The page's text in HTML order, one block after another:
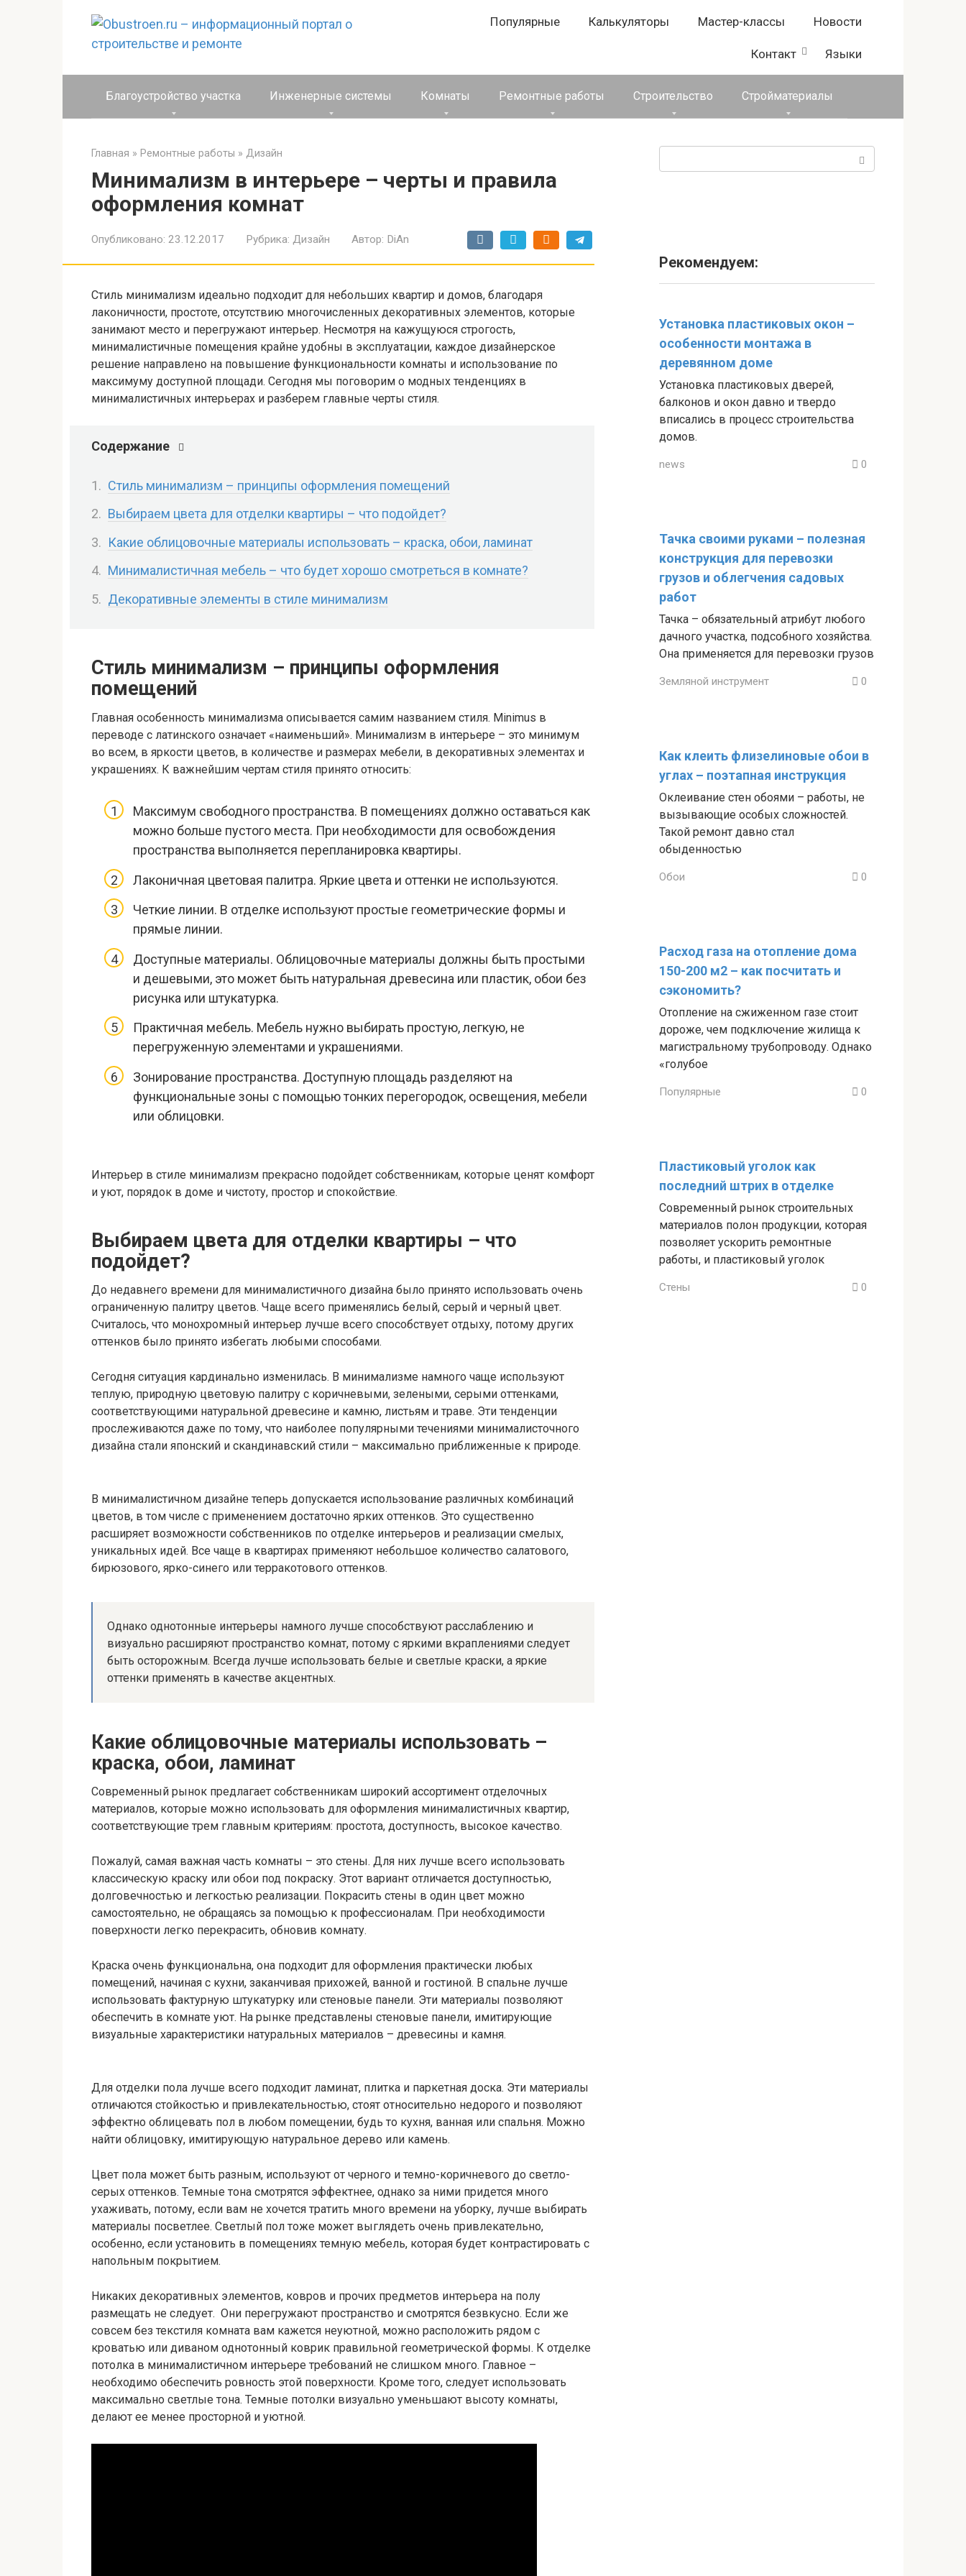
Популярные Калькуляторы Мастер-классы Новости
Контакт Языки
Благоустройство участка Инженерные системы Комнаты Ремонтные работы Строительство Стройматериалы
Главная » Ремонтные работы » Дизайн
Минимализм в интерьере – черты и правила
оформления комнат
Опубликовано: 23.12.2017 Рубрика: Дизайн Автор: DiAn
Стиль минимализм идеально подходит для небольших квартир и домов, благодаря
лаконичности, простоте, отсутствию многочисленных декоративных элементов, которые
занимают место и перегружают интерьер. Несмотря на кажущуюся строгость,
минималистичные помещения крайне удобны в эксплуатации, каждое дизайнерское
решение направлено на повышение функциональности комнаты и использование по
максимуму доступной площади. Сегодня мы поговорим о модных тенденциях в
минималистичных интерьерах и разберем главные черты стиля.
Содержание
Стиль минимализм – принципы оформления помещений
Выбираем цвета для отделки квартиры – что подойдет?
Какие облицовочные материалы использовать – краска, обои, ламинат
Минималистичная мебель – что будет хорошо смотреться в комнате?
Декоративные элементы в стиле минимализм
Стиль минимализм – принципы оформления
помещений
Главная особенность минимализма описывается самим названием стиля. Minimus в
переводе с латинского означает «наименьший». Минимализм в интерьере – это минимум
во всем, в яркости цветов, в количестве и размерах мебели, в декоративных элементах и
украшениях. К важнейшим чертам стиля принято относить:
Максимум свободного пространства. В помещениях должно оставаться как
можно больше пустого места. При необходимости для освобождения
пространства выполняется перепланировка квартиры.
Лаконичная цветовая палитра. Яркие цвета и оттенки не используются.
Четкие линии. В отделке используют простые геометрические формы и
прямые линии.
Доступные материалы. Облицовочные материалы должны быть простыми
и дешевыми, это может быть натуральная древесина или пластик, обои без
рисунка или штукатурка.
Практичная мебель. Мебель нужно выбирать простую, легкую, не
перегруженную элементами и украшениями.
Зонирование пространства. Доступную площадь разделяют на
функциональные зоны с помощью тонких перегородок, освещения, мебели
или облицовки.
Интерьер в стиле минимализм прекрасно подойдет собственникам, которые ценят комфорт
и уют, порядок в доме и чистоту, простор и спокойствие.
Выбираем цвета для отделки квартиры – что
подойдет?
До недавнего времени для минималистичного дизайна было принято использовать очень
ограниченную палитру цветов. Чаще всего применялись белый, серый и черный цвет.
Считалось, что монохромный интерьер лучше всего способствует отдыху, потому других
оттенков было принято избегать любыми способами.
Сегодня ситуация кардинально изменилась. В минимализме намного чаще используют
теплую, природную цветовую палитру с коричневыми, зелеными, серыми оттенками,
соответствующими натуральной древесине и камню, листьям и траве. Эти тенденции
прослеживаются даже по тому, что наиболее популярными течениями минималисточного
дизайна стали японский и скандинавский стили – максимально приближенные к природе.
В минималистичном дизайне теперь допускается использование различных комбинаций
цветов, в том числе с применением достаточно ярких оттенков. Это существенно
расширяет возможности собственников по отделке интерьеров и реализации смелых,
уникальных идей. Все чаще в квартирах применяют небольшое количество салатового,
бирюзового, ярко-синего или терракотового оттенков.
Однако однотонные интерьеры намного лучше способствуют расслаблению и
визуально расширяют пространство комнат, потому с яркими вкраплениями следует
быть осторожным. Всегда лучше использовать белые и светлые краски, а яркие
оттенки применять в качестве акцентных.
Какие облицовочные материалы использовать –
краска, обои, ламинат
Современный рынок предлагает собственникам широкий ассортимент отделочных
материалов, которые можно использовать для оформления минималистичных квартир,
соответствующие трем главным критериям: простота, доступность, высокое качество.
Пожалуй, самая важная часть комнаты – это стены. Для них лучше всего использовать
классическую краску или обои под покраску. Этот вариант отличается доступностью,
долговечностью и легкостью реализации. Покрасить стены в один цвет можно
самостоятельно, не обращаясь за помощью к профессионалам. При необходимости
поверхности легко перекрасить, обновив комнату.
Краска очень функциональна, она подходит для оформления практически любых
помещений, начиная с кухни, заканчивая прихожей, ванной и гостиной. В спальне лучше
использовать фактурную штукатурку или стеновые панели. Эти материалы позволяют
обеспечить в комнате уют. На рынке представлены стеновые панели, имитирующие
визуальные характеристики натуральных материалов – древесины и камня.
Для отделки пола лучше всего подходит ламинат, плитка и паркетная доска. Эти материалы
отличаются стойкостью и привлекательностью, стоят относительно недорого и позволяют
эффектно облицевать пол в любом помещении, будь то кухня, ванная или спальня. Можно
найти облицовку, имитирующую натуральное дерево или камень.
Цвет пола может быть разным, используют от черного и темно-коричневого до светло-
серых оттенков. Темные тона смотрятся эффектнее, однако за ними придется много
ухаживать, потому, если вам не хочется тратить много времени на уборку, лучше выбирать
материалы посветлее. Светлый пол тоже может выглядеть очень привлекательно,
особенно, если установить в помещениях темную мебель, которая будет контрастировать с
напольным покрытием.
Никаких декоративных элементов, ковров и прочих предметов интерьера на полу
размещать не следует. Они перегружают пространство и смотрятся безвкусно. Если же
совсем без текстиля комната вам кажется неуютной, можно расположить рядом с
кроватью или диваном однотонный коврик правильной геометрической формы. К отделке
потолка в минималистичном интерьере требований не слишком много. Главное –
необходимо обеспечить ровность этой поверхности. Кроме того, следует использовать
максимально светлые тона. Темные потолки визуально уменьшают высоту комнаты,
делают ее менее просторной и уютной.
Рекомендуем:
Установка пластиковых окон –
особенности монтажа в
деревянном доме
Установка пластиковых дверей,
балконов и окон давно и твердо
вписались в процесс строительства
домов.
news 0
Тачка своими руками – полезная
конструкция для перевозки
грузов и облегчения садовых
работ
Тачка – обязательный атрибут любого
дачного участка, подсобного хозяйства.
Она применяется для перевозки грузов
Земляной инструмент 0
Как клеить флизелиновые обои в
углах – поэтапная инструкция
Оклеивание стен обоями – работы, не
вызывающие особых сложностей.
Такой ремонт давно стал
обыденностью
Обои 0
Расход газа на отопление дома
150-200 м2 – как посчитать и
сэкономить?
Отопление на сжиженном газе стоит
дороже, чем подключение жилища к
магистральному трубопроводу. Однако
«голубое
Популярные 0
Пластиковый уголок как
последний штрих в отделке
Современный рынок строительных
материалов полон продукции, которая
позволяет ускорить ремонтные
работы, и пластиковый уголок
Стены 0